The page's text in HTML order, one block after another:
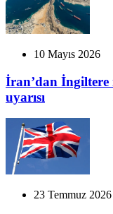
10 Mayıs 2026
İran’dan İngiltere
uyarısı
23 Temmuz 2026